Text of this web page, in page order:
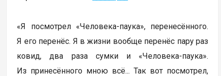
«Я посмотрел «Человека-паука», перенесённого.
Я его перенёс. Я в жизни вообще перенёс пару раз
ковид, два раза сумки и «Человека-паука».
Из принесённого мною всё... Так вот посмотрел,